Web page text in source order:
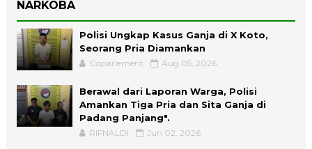
NARKOBA
Polisi Ungkap Kasus Ganja di X Koto,
Seorang Pria Diamankan
Goparlement Aug 05, 2026
Berawal dari Laporan Warga, Polisi
Amankan Tiga Pria dan Sita Ganja di
Padang Panjang".
RIFNALDI Jun 02, 2026